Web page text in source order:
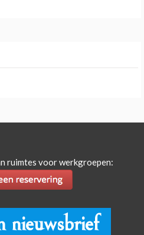
ruimtes voor werkgroepen:
nieuwsbrief